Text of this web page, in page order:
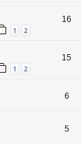
1 2
16
1 2
15
6
5